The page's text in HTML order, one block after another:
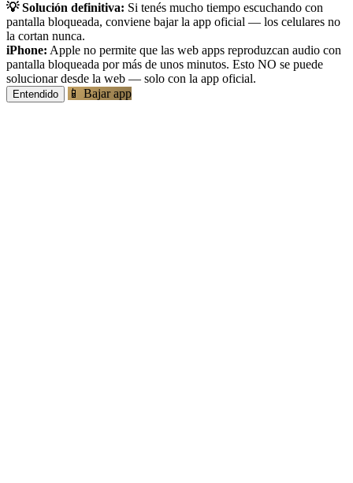
💡 Solución definitiva: Si tenés mucho tiempo escuchando con
pantalla bloqueada, conviene bajar la app oficial — los celulares no
la cortan nunca.
iPhone: Apple no permite que las web apps reproduzcan audio con
pantalla bloqueada por más de unos minutos. Esto NO se puede
solucionar desde la web — solo con la app oficial.
Entendido 📱 Bajar app